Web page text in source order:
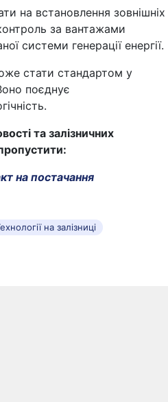
на встановлення зовнішніх
за вантажами
системи генерації енергії.
стати стандартом у
поєднує
та залізничних
на постачання
на залізниці